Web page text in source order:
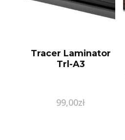
Tracer Laminator
Trl-A3
99,00zł